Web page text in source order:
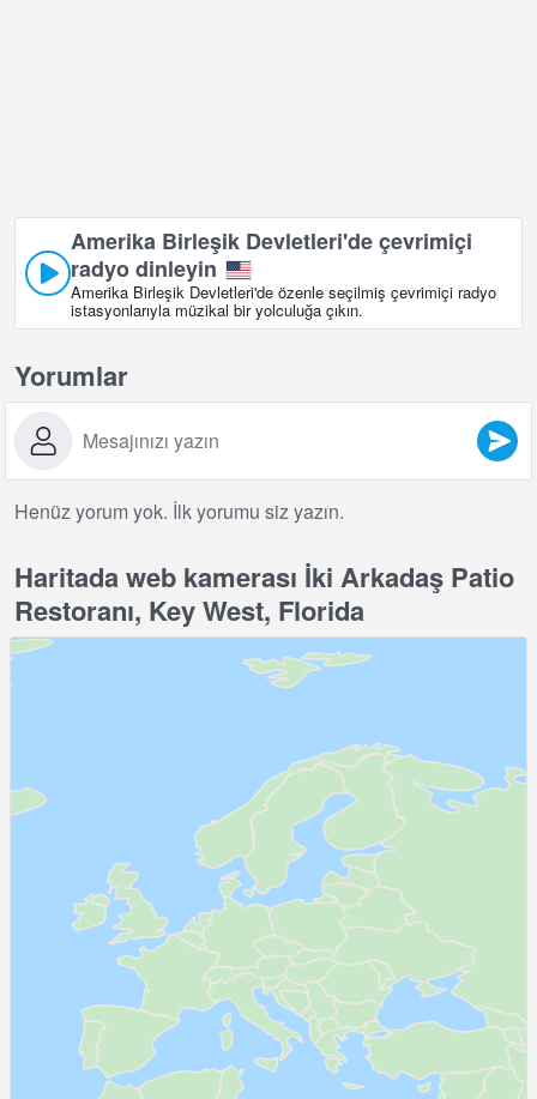
Amerika Birleşik Devletleri'de çevrimiçi
radyo dinleyin
Amerika Birleşik Devletleri'de özenle seçilmiş çevrimiçi radyo
istasyonlarıyla müzikal bir yolculuğa çıkın.
Yorumlar
Henüz yorum yok. İlk yorumu siz yazın.
Haritada web kamerası İki Arkadaş Patio
Restoranı, Key West, Florida